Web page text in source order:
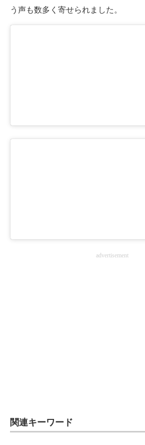
う声も数多く寄せられました。
advertisement
関連キーワード